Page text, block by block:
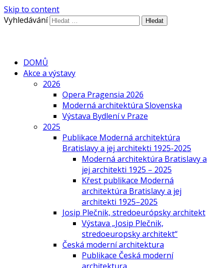
Skip to content
Vyhledávání
DOMŮ
Akce a výstavy
2026
Opera Pragensia 2026
Moderná architektúra Slovenska
Výstava Bydlení v Praze
2025
Publikace Moderná architektúra
Bratislavy a jej architekti 1925-2025
Moderná architektúra Bratislavy a
jej architekti 1925 – 2025
Křest publikace Moderná
architektúra Bratislavy a jej
architekti 1925–2025
Josip Plečnik, stredoeurópsky architekt
Výstava „Josip Plečnik,
stredoeuropsky architekt“
Česká moderní architektura
Publikace Česká moderní